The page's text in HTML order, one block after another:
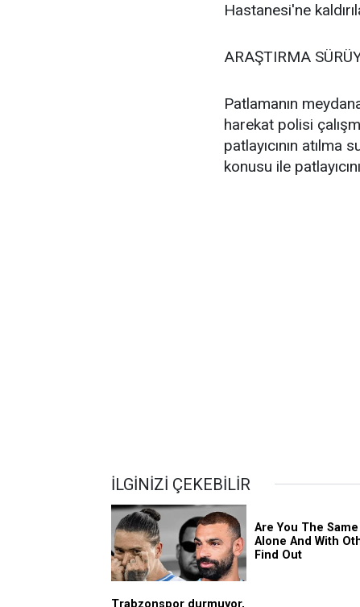
Hastanesi'ne
ARAŞTIRMA
Patlamanın
harekat polisi
patlayıcının atılma
konusu ile